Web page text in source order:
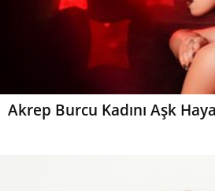
Akrep Burcu Kadını Aşk